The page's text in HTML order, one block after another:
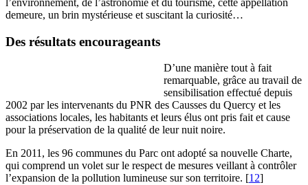
l’environnement, de l’astronomie et du tourisme, cette appellation
demeure, un brin mystérieuse et suscitant la curiosité…
Des résultats encourageants
D’une manière tout à fait
remarquable, grâce au travail de
sensibilisation effectué depuis
2002 par les intervenants du PNR des Causses du Quercy et les
associations locales, les habitants et leurs élus ont pris fait et cause
pour la préservation de la qualité de leur nuit noire.
En 2011, les 96 communes du Parc ont adopté sa nouvelle Charte,
qui comprend un volet sur le respect de mesures veillant à contrôler
l’expansion de la pollution lumineuse sur son territoire. [12]